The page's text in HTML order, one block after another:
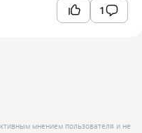
1
мнением пользователя и не